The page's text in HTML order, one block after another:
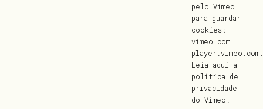
pelo Vimeo
para guardar
cookies:
vimeo.com,
player.vimeo.com.
Leia aqui
a
política de
privacidade
do Vimeo.